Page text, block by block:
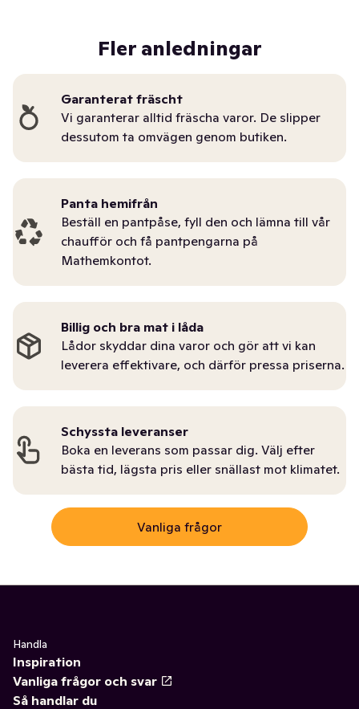
Fler anledningar
Garanterat fräscht
Vi garanterar alltid fräscha varor. De slipper
dessutom ta omvägen genom butiken.
Panta hemifrån
Beställ en pantpåse, fyll den och lämna till vår
chaufför och få pantpengarna på
Mathemkontot.
Billig och bra mat i låda
Lådor skyddar dina varor och gör att vi kan
leverera effektivare, och därför pressa priserna.
Schyssta leveranser
Boka en leverans som passar dig. Välj efter
bästa tid, lägsta pris eller snällast mot klimatet.
Vanliga frågor
Handla
Inspiration
Vanliga frågor och svar
Så handlar du